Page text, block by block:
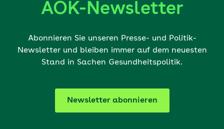
AOK-Newsletter
Abonnieren Sie unseren Presse- und Politik-
Newsletter und bleiben immer auf dem neuesten
Stand in Sachen Gesundheitspolitik.
Newsletter abonnieren